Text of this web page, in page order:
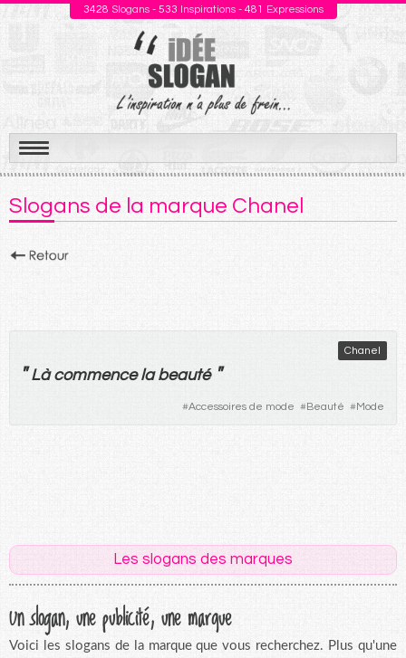
3428 Slogans - 533 Inspirations - 481 Expressions
Aller
au
contenu
Slogans de la marque Chanel
Chanel
" Là commence la beauté "
#Accessoires de mode #Beauté #Mode
Les slogans des marques
Un slogan, une publicité, une marque
Voici les slogans de la marque que vous recherchez. Plus qu'une